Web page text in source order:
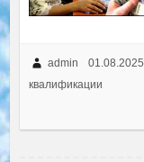
admin 01.08.2025
квалификации